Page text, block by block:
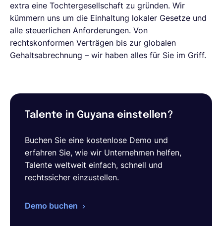
extra eine Tochtergesellschaft zu gründen. Wir
kümmern uns um die Einhaltung lokaler Gesetze und
alle steuerlichen Anforderungen. Von
rechtskonformen Verträgen bis zur globalen
Gehaltsabrechnung – wir haben alles für Sie im Griff.
Talente in Guyana einstellen?
Buchen Sie eine kostenlose Demo und
erfahren Sie, wie wir Unternehmen helfen,
Talente weltweit einfach, schnell und
rechtssicher einzustellen.
Demo buchen